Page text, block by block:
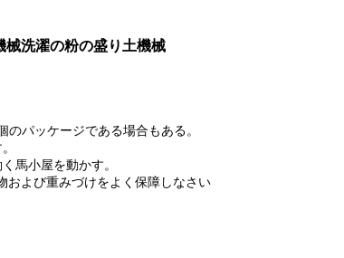
械洗濯の粉の盛り土機械
パッケージである場合もある。
馬小屋を動かす。
および重みづけをよく保障しなさい